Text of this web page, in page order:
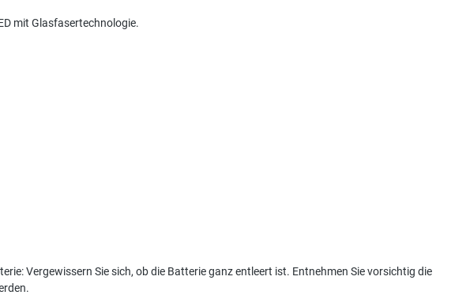
mit Glasfasertechnologie.
Vergewissern Sie sich, ob die Batterie ganz entleert ist. Entnehmen Sie vorsichtig die